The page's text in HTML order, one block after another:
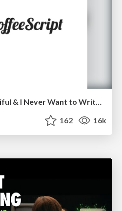
CoffeeScript is Beautiful & I Never Want to Write Plain JavaScript Again
162 16k